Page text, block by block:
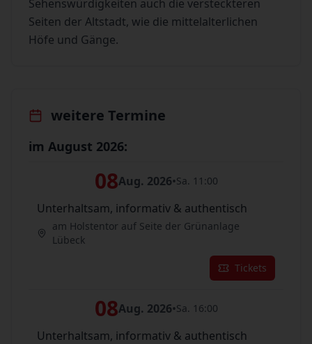
Sehenswürdigkeiten auch die versteckteren
Seiten der Altstadt, wie die mittelalterlichen
Höfe und Gänge.
weitere Termine
im August 2026:
08Aug. 2026•Sa. 11:00
Unterhaltsam, informativ & authentisch
am Holstentor auf Seite der Grünanlage
Lübeck
Tickets
08Aug. 2026•Sa. 16:00
Unterhaltsam, informativ & authentisch